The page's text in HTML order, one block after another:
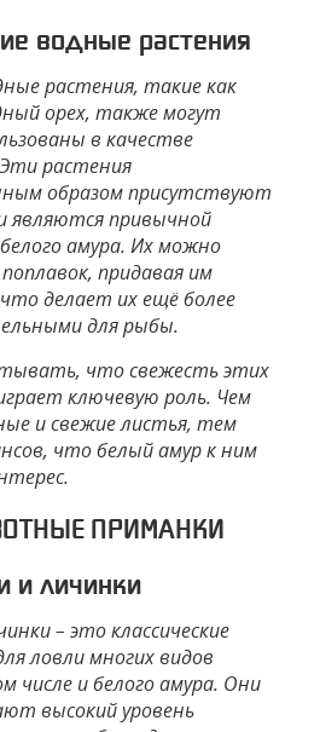
водные растения
растения, такие как
орех, также могут
в качестве
растения
образом присутствуют
являются привычной
амура. Их можно
придавая им
делает их ещё более
для рыбы.
что свежесть этих
ключевую роль. Чем
и свежие листья, тем
что белый амур к ним
ПРИМАНКИ
и личинки
– это классические
ловли многих видов
числе и белого амура. Они
высокий уровень